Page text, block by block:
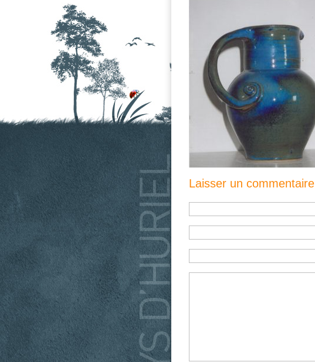
Laisser un commentaire